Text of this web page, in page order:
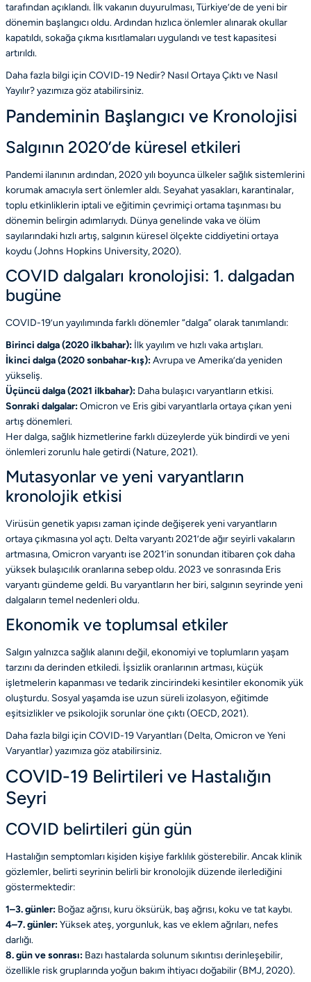
tarafından açıklandı. İlk vakanın duyurulması, Türkiye’de de yeni bir
dönemin başlangıcı oldu. Ardından hızlıca önlemler alınarak okullar
kapatıldı, sokağa çıkma kısıtlamaları uygulandı ve test kapasitesi
artırıldı.
Daha fazla bilgi için COVID-19 Nedir? Nasıl Ortaya Çıktı ve Nasıl
Yayılır?yazımıza göz atabilirsiniz.
Pandeminin Başlangıcı ve Kronolojisi
Salgının 2020’de küresel etkileri
Pandemi ilanının ardından, 2020 yılı boyunca ülkeler sağlık sistemlerini
korumak amacıyla sert önlemler aldı. Seyahat yasakları, karantinalar,
toplu etkinliklerin iptali ve eğitimin çevrimiçi ortama taşınması bu
dönemin belirgin adımlarıydı. Dünya genelinde vaka ve ölüm
sayılarındaki hızlı artış, salgının küresel ölçekte ciddiyetini ortaya
koydu (Johns Hopkins University, 2020).
COVID dalgaları kronolojisi: 1. dalgadan
bugüne
COVID-19’un yayılımında farklı dönemler “dalga” olarak tanımlandı:
Birinci dalga (2020 ilkbahar): İlk yayılım ve hızlı vaka artışları.
İkinci dalga (2020 sonbahar-kış):Avrupa ve Amerika’da yeniden
yükseliş.
Üçüncü dalga (2021 ilkbahar): Daha bulaşıcı varyantların etkisi.
Sonraki dalgalar:Omicron ve Eris gibi varyantlarla ortaya çıkan yeni
artış dönemleri.
Her dalga, sağlık hizmetlerine farklı düzeylerde yük bindirdi ve yeni
önlemleri zorunlu hale getirdi(Nature, 2021).
Mutasyonlar ve yeni varyantların
kronolojik etkisi
Virüsün genetik yapısı zaman içinde değişerek yeni varyantların
ortaya çıkmasına yol açtı. Delta varyantı 2021’de ağır seyirli vakaların
artmasına, Omicron varyantı ise 2021’in sonundan itibaren çok daha
yüksek bulaşıcılık oranlarına sebep oldu. 2023 ve sonrasında Eris
varyantı gündeme geldi. Bu varyantların her biri, salgının seyrinde yeni
dalgaların temel nedenleri oldu.
Ekonomik ve toplumsal etkiler
Salgın yalnızca sağlık alanını değil, ekonomiyi ve toplumların yaşam
tarzını da derinden etkiledi. İşsizlik oranlarının artması, küçük
işletmelerin kapanması ve tedarik zincirindeki kesintiler ekonomik yük
oluşturdu. Sosyal yaşamda ise uzun süreli izolasyon, eğitimde
eşitsizlikler ve psikolojik sorunlar öne çıktı(OECD, 2021).
Daha fazla bilgi için COVID-19 Varyantları (Delta, Omicron ve Yeni
Varyantlar) yazımıza göz atabilirsiniz.
COVID-19 Belirtileri ve Hastalığın
Seyri
COVID belirtileri gün gün
Hastalığın semptomları kişiden kişiye farklılık gösterebilir. Ancak klinik
gözlemler, belirti seyrinin belirli bir kronolojik düzende ilerlediğini
göstermektedir:
1–3. günler: Boğaz ağrısı, kuru öksürük, baş ağrısı, koku ve tat kaybı.
4–7. günler:Yüksek ateş, yorgunluk, kas ve eklem ağrıları, nefes
darlığı.
8. gün ve sonrası: Bazı hastalarda solunum sıkıntısı derinleşebilir,
özellikle risk gruplarında yoğun bakım ihtiyacı doğabilir(BMJ, 2020).